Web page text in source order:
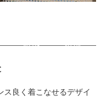
ス良く着こなせるデザイ